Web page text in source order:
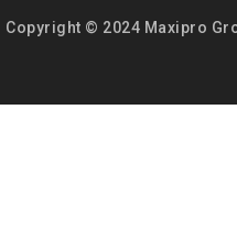
Copyright © 2024 Maxipro